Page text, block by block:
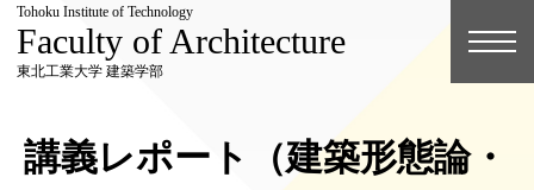
Tohoku Institute of Technology
Faculty of Architecture
東北工業大学 建築学部
講義レポート（建築形態論・